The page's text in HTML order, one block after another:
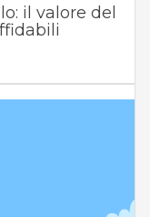
il valore del